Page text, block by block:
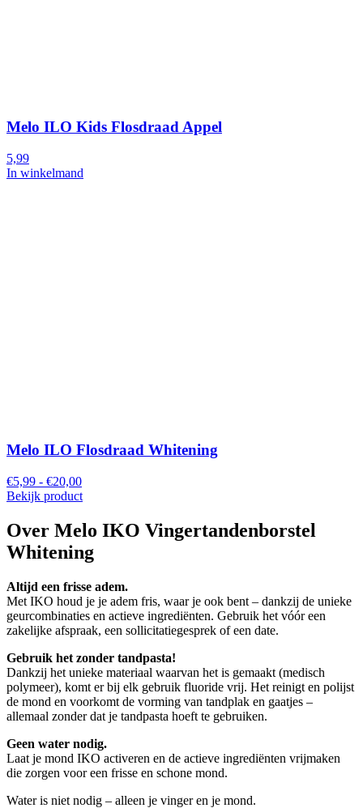
Melo ILO Kids Flosdraad Appel
5,99
In winkelmand
Melo ILO Flosdraad Whitening
€5,99 - €20,00
Bekijk product
Over Melo IKO Vingertandenborstel
Whitening
Altijd een frisse adem.
Met IKO houd je je adem fris, waar je ook bent – dankzij de unieke
geurcombinaties en actieve ingrediënten. Gebruik het vóór een
zakelijke afspraak, een sollicitatiegesprek of een date.
Gebruik het zonder tandpasta!
Dankzij het unieke materiaal waarvan het is gemaakt (medisch
polymeer), komt er bij elk gebruik fluoride vrij. Het reinigt en polijst
de mond en voorkomt de vorming van tandplak en gaatjes –
allemaal zonder dat je tandpasta hoeft te gebruiken.
Geen water nodig.
Laat je mond IKO activeren en de actieve ingrediënten vrijmaken
die zorgen voor een frisse en schone mond.
Water is niet nodig – alleen je vinger en je mond.